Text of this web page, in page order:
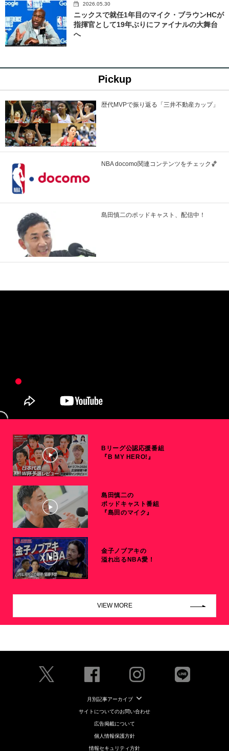
2026.05.30
ニックスで就任1年目のマイク・ブラウンHCが
指揮官として19年ぶりにファイナルの大舞台
へ
Pickup
歴代MVPで振り返る「三井不動産カップ」
NBA docomo関連コンテンツをチェック🏀
島田慎二のポッドキャスト、配信中！
Bリーグ公認応援番組
『B MY HERO!』
島田慎二の
ポッドキャスト番組
『島田のマイク』
金子ノブアキの
溢れ出るNBA愛！
VIEW MORE
月別記事アーカイブ
サイトについてのお問い合わせ
広告掲載について
個人情報保護方針
情報セキュリティ方針